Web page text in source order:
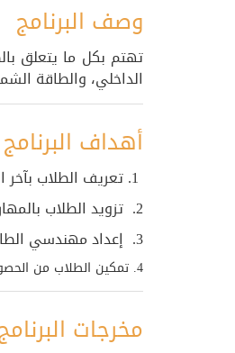
وصف البرنامج
تهتم بكل ما يتعلق
الداخلي، والطاقة
أهداف البرنامج
2. تزويد الطلاب بالمهارات والأدوات المناسبة لفهم هذه التطورات والمساهمة فيها بشكل أكبر.
3. إعداد مهندسي الطاقة الحرارية المتخصصين القادرين على فهم وصياغة وحل المشاكل في مختلف مجالات هندسة الطاقة الحرارية.
4. تمكين الطلاب من الحصول على الخلفية والمهارات المطلوبة لإجراء بحث علمي عالي الجودة
مخرجات